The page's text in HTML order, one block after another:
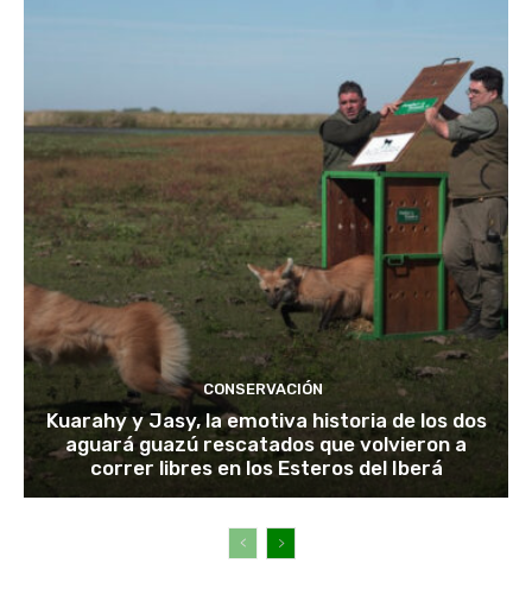
CONSERVACIÓN
Kuarahy y Jasy, la emotiva historia de los dos
aguará guazú rescatados que volvieron a
correr libres en los Esteros del Iberá